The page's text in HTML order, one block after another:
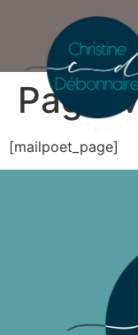
Page
[mailpoet_page]